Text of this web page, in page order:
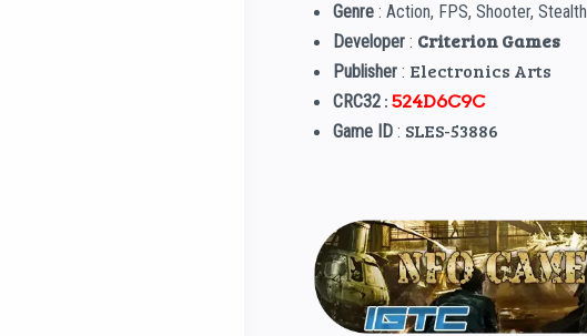
Genre : Action, FPS, Shooter, Stealth
Developer : Criterion Games
Publisher : Electronics Arts
CRC32 : 524D6C9C
Game ID : SLES-53886